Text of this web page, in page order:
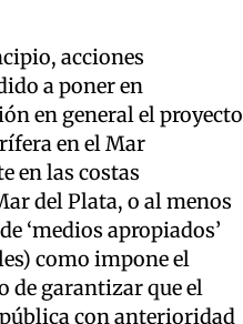
acciones
a poner en
en general el proyecto
en el Mar
en las costas
del Plata, o al menos
‘medios apropiados’
como impone el
de garantizar que el
con anterioridad